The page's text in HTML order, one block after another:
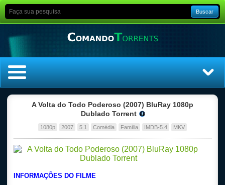
Buscar
Top Séries
A Volta do Todo Poderoso (2007) BluRay 1080p
Dublado Torrent
1080p 2007 5.1 Comédia Família IMDB-5.4 MKV
INFORMAÇÕES DO FILME